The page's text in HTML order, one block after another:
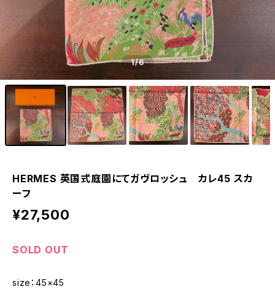
1/6
HERMES 英国式庭園にてガヴロッシュ カレ45 スカ
ーフ
¥27,500
SOLD OUT
size：45×45